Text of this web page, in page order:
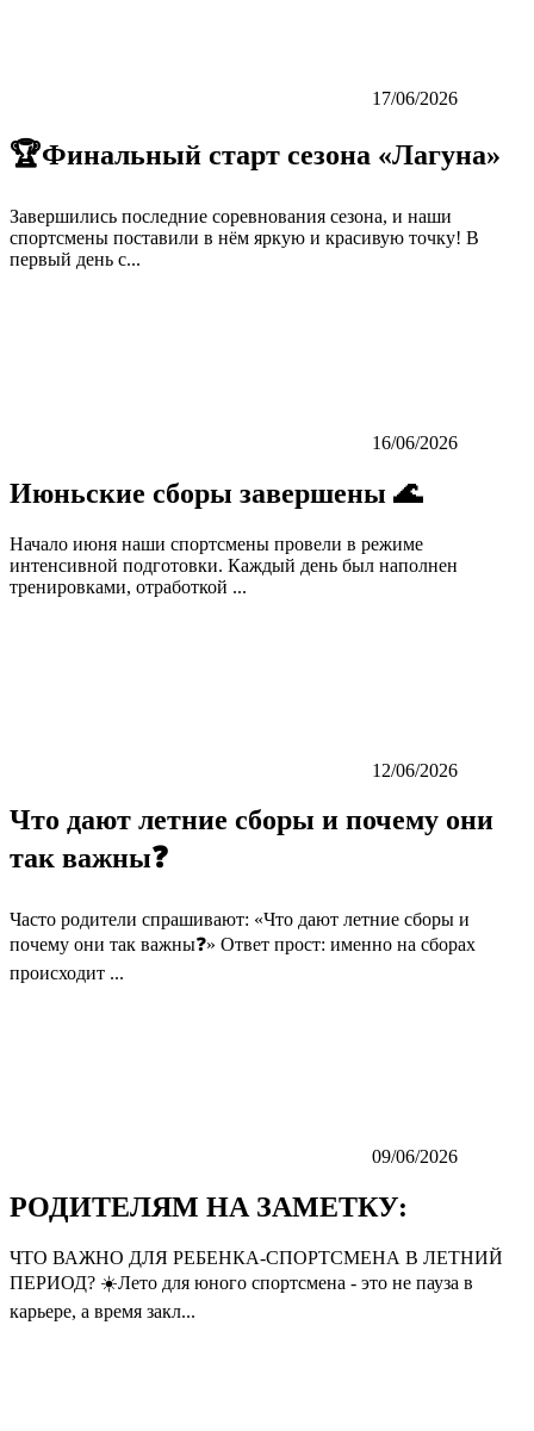
17/06/2026
🏆Финальный старт сезона «Лагуна»
Завершились последние соревнования сезона, и наши
спортсмены поставили в нём яркую и красивую точку! В
первый день с...
16/06/2026
Июньские сборы завершены 🌊
Начало июня наши спортсмены провели в режиме
интенсивной подготовки. Каждый день был наполнен
тренировками, отработкой ...
12/06/2026
Что дают летние сборы и почему они
так важны❓
Часто родители спрашивают: «Что дают летние сборы и
почему они так важны❓» Ответ прост: именно на сборах
происходит ...
09/06/2026
РОДИТЕЛЯМ НА ЗАМЕТКУ:
ЧТО ВАЖНО ДЛЯ РЕБЕНКА-СПОРТСМЕНА В ЛЕТНИЙ
ПЕРИОД? ☀️Лето для юного спортсмена - это не пауза в
карьере, а время закл...